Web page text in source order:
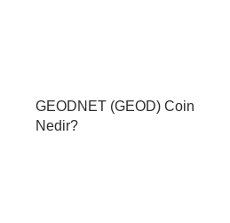
GEODNET (GEOD) Coin
Nedir?